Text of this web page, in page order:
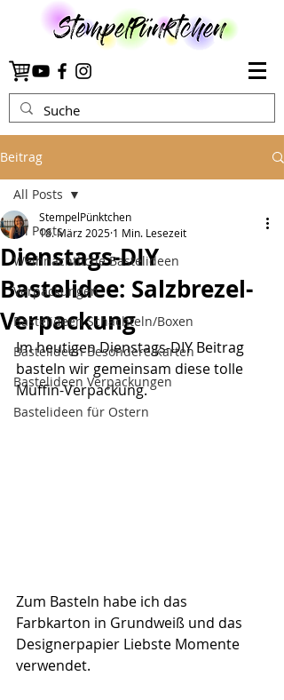
Beitrag
All Posts
Weihnachtliche Bastelideen
Verpackungen
Bastelideen Schachteln/Boxen
Bastelideen Besondere Karten
Bastelideen Verpackungen
Bastelideen für Ostern
All Posts
Dienstags-DIY
Bastelidee: Salzbrezel-
Verpackung
StempelPünktchen
18. März 2025 1 Min. Lesezeit
Im heutigen Dienstags-DIY Beitrag
basteln wir gemeinsam diese tolle
Muffin-Verpackung.
Zum Basteln habe ich das
Farbkarton in Grundweiß und das
Designerpapier Liebste Momente
verwendet.